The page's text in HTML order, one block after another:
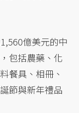
億美元的中
包括農藥、化
餐具、相冊、
節與新年禮品